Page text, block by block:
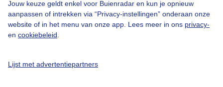
Jouw keuze geldt enkel voor Buienradar en kun je opnieuw
aanpassen of intrekken via “Privacy-instellingen” onderaan onze
website of in het menu van onze app. Lees meer in ons privacy-
en cookiebeleid
Lijst met advertentiepartners
Adverteren
Buienradar Team